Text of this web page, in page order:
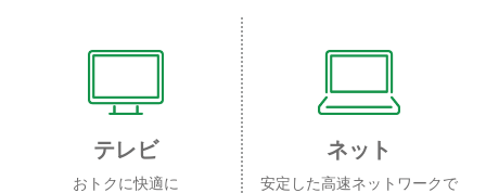
テレビ
おトクに快適に
ネット
安定した高速ネットワークで